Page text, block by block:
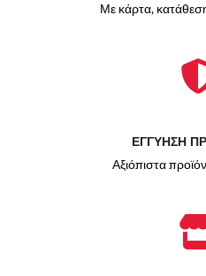
Με κάρτα,
ΕΓΓΥΗΣΗ
Αξιόπιστα